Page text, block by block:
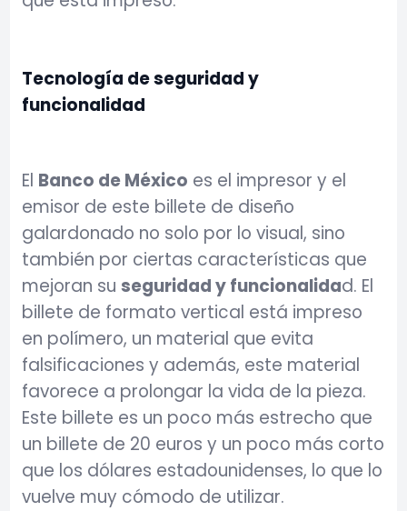
Tecnología de seguridad y
funcionalidad
El Banco de México es el impresor y el
emisor de este billete de diseño
galardonado no solo por lo visual, sino
también por ciertas características que
mejoran su seguridad y funcionalidad. El
billete de formato vertical está impreso
en polímero, un material que evita
falsificaciones y además, este material
favorece a prolongar la vida de la pieza.
Este billete es un poco más estrecho que
un billete de 20 euros y un poco más corto
que los dólares estadounidenses, lo que lo
vuelve muy cómodo de utilizar.